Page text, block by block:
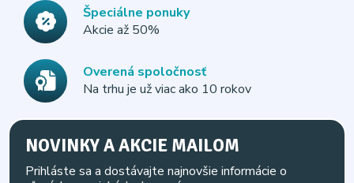
Špeciálne ponuky
Akcie až 50%
Overená spoločnosť
Na trhu je už viac ako 10 rokov
NOVINKY A AKCIE MAILOM
Prihláste sa a dostávajte najnovšie informácie o